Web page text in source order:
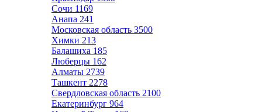
Сочи 1169
Анапа 241
Московская область 3500
Химки 213
Балашиха 185
Люберцы 162
Алматы 2739
Ташкент 2278
Свердловская область 2100
Екатеринбург 964